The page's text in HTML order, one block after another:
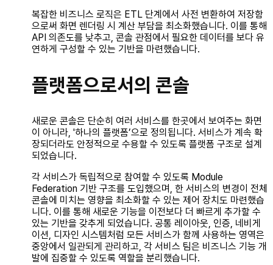
복잡한 비즈니스 로직은 ETL 단계에서 사전 변환하여 저장함
으로써 화면 렌더링 시 계산 부담을 최소화했습니다. 이를 통해
API 의존도를 낮추고, 콘솔 관점에서 필요한 데이터를 보다 유
연하게 구성할 수 있는 기반을 마련했습니다.
플랫폼으로서의 콘솔
새로운 콘솔은 단순히 여러 서비스를 한곳에서 보여주는 화면
이 아니라, '하나의 플랫폼’으로 정의됩니다. 서비스가 계속 확
장되더라도 안정적으로 수용할 수 있도록 플랫폼 구조로 설계
되었습니다.
각 서비스가 독립적으로 참여할 수 있도록 Module
Federation 기반 구조를 도입했으며, 한 서비스의 변경이 전체
콘솔에 미치는 영향을 최소화할 수 있는 제어 장치도 마련했습
니다. 이를 통해 새로운 기능을 이전보다 더 빠르게 추가할 수
있는 기반을 갖추게 되었습니다. 공통 레이아웃, 인증, 네비게
이션, 디자인 시스템처럼 모든 서비스가 함께 사용하는 영역은
중앙에서 일관되게 관리하고, 각 서비스 팀은 비즈니스 기능 개
발에 집중할 수 있도록 역할을 분리했습니다.